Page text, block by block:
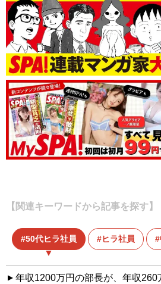
【関連キーワードから記事を探す】
50代ヒラ社員 ヒラ社員
年収1200万円の部長が、年収260